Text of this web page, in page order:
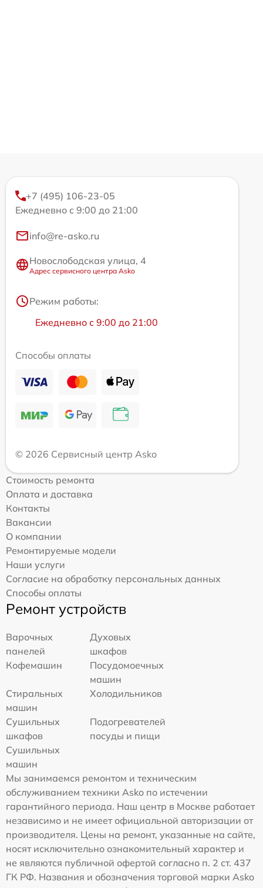
+7 (495) 106-23-05
Ежедневно с 9:00 до 21:00
info@re-asko.ru
Новослободская улица, 4
Адрес сервисного центра Asko
Режим работы:
Ежедневно с 9:00 до 21:00
Способы оплаты
© 2026 Сервисный центр Asko
Стоимость ремонта
Оплата и доставка
Контакты
Вакансии
О компании
Ремонтируемые модели
Наши услуги
Согласие на обработку персональных данных
Способы оплаты
Ремонт устройств
Варочных
панелей
Духовых
шкафов
Кофемашин
Посудомоечных
машин
Стиральных
машин
Холодильников
Сушильных
шкафов
Подогревателей
посуды и пищи
Сушильных
машин
Мы занимаемся ремонтом и техническим
обслуживанием техники Asko по истечении
гарантийного периода. Наш центр в Москве работает
независимо и не имеет официальной авторизации от
производителя. Цены на ремонт, указанные на сайте,
носят исключительно ознакомительный характер и
не являются публичной офертой согласно п. 2 ст. 437
ГК РФ. Названия и обозначения торговой марки Asko